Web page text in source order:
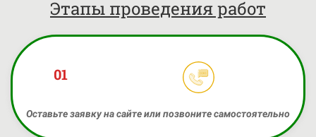
Этапы проведения работ
01
Оставьте заявку на сайте или позвоните самостоятельно